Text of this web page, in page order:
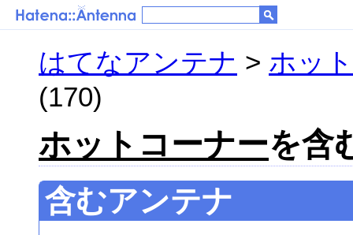
はてなアンテナ > ホッ
(170)
ホットコーナーを含
含むアンテナ